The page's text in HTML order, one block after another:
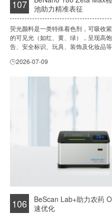
107
池助力精准表征
荧光颜料是一类特殊着色剂，可吸收
的可见光（如红、黄、绿），呈现高
告、安全标识、玩具、装饰及化妆品
2026-07-09
106
BeScan Lab+助力农药
速优化